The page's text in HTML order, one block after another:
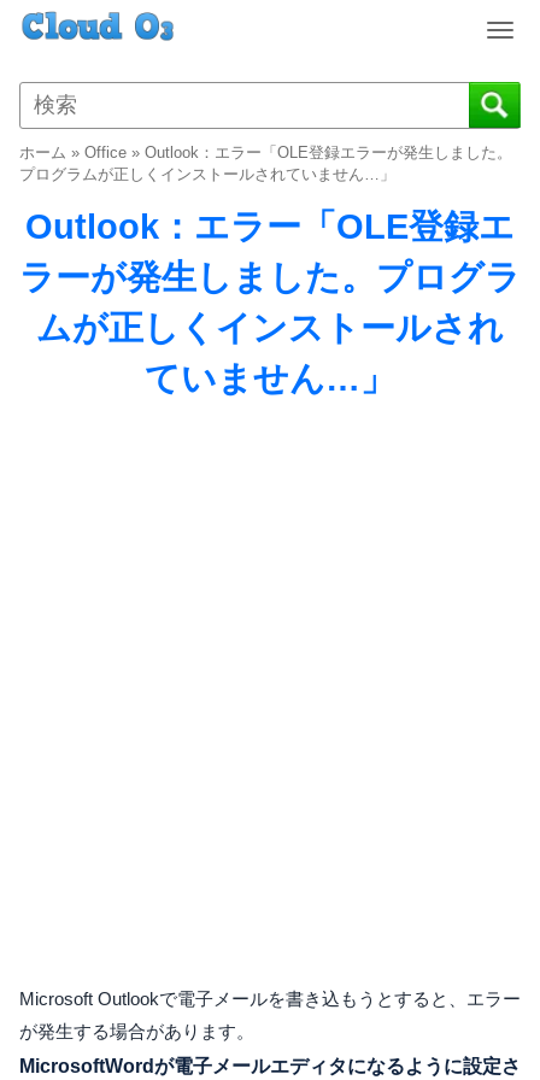
T
g
g
e
a
v
i
g
ホーム » Office » Outlook：エラー「OLE登録エラーが発生しました。
プログラムが正しくインストールされていません…」
Outlook：エラー「OLE登録エ
ラーが発生しました。プログラ
ムが正しくインストールされ
ていません…」
Microsoft Outlookで電子メールを書き込もうとすると、エラー
が発生する場合があります。
MicrosoftWordが電子メールエディタになるように設定さ